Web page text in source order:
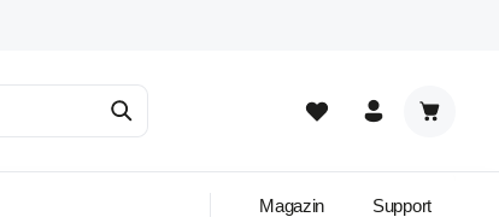
Magazin Support